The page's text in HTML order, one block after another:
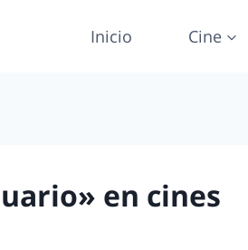
Inicio Cine
en cines